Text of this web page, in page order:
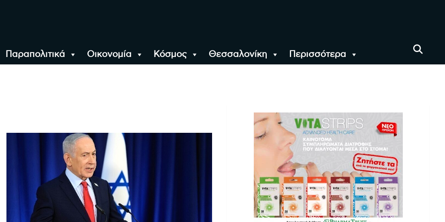
Παραπολιτικά Οικονομία Κόσμος Θεσσαλονίκη Περισσότερα